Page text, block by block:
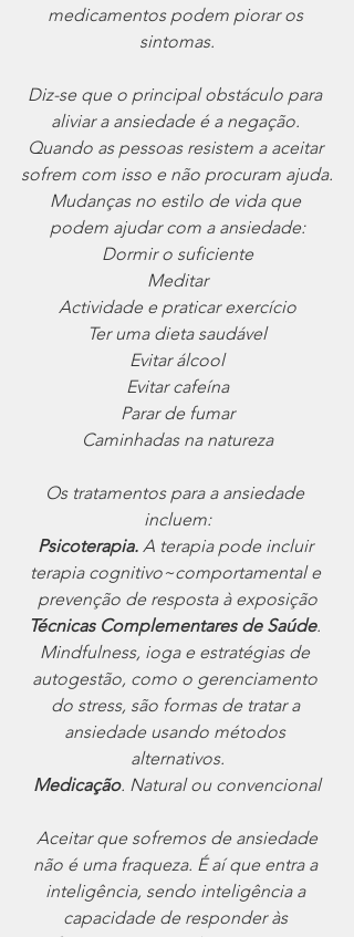
medicamentos podem piorar os
sintomas.
Diz-se que o principal obstáculo para
aliviar a ansiedade é a negação.
Quando as pessoas resistem a aceitar
sofrem com isso e não procuram ajuda.
Mudanças no estilo de vida que
podem ajudar com a ansiedade:
Dormir o suficiente
Meditar
Actividade e praticar exercício
Ter uma dieta saudável
Evitar álcool
Evitar cafeína
Parar de fumar
Caminhadas na natureza
Os tratamentos para a ansiedade
incluem:
Psicoterapia. A terapia pode incluir
terapia cognitivo~comportamental e
prevenção de resposta à exposição
Técnicas Complementares de Saúde.
Mindfulness, ioga e estratégias de
autogestão, como o gerenciamento
do stress, são formas de tratar a
ansiedade usando métodos
alternativos.
Medicação. Natural ou convencional
não é uma fraqueza. É aí que entra a
inteligência, sendo inteligência a
capacidade de responder às